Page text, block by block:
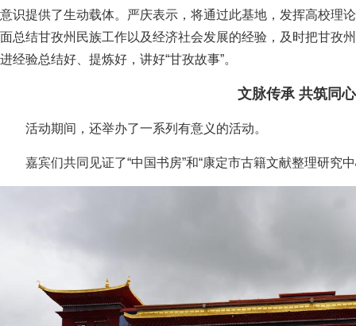
意识提供了生动载体。严庆表示，将通过此基地，发挥高校理
面总结甘孜州民族工作以及经济社会发展的经验，及时把甘孜
进经验总结好、提炼好，讲好“甘孜故事”。
文脉传承 共筑同
活动期间，还举办了一系列有意义的活动。
嘉宾们共同见证了“中国书房”和“康定市古籍文献整理研究